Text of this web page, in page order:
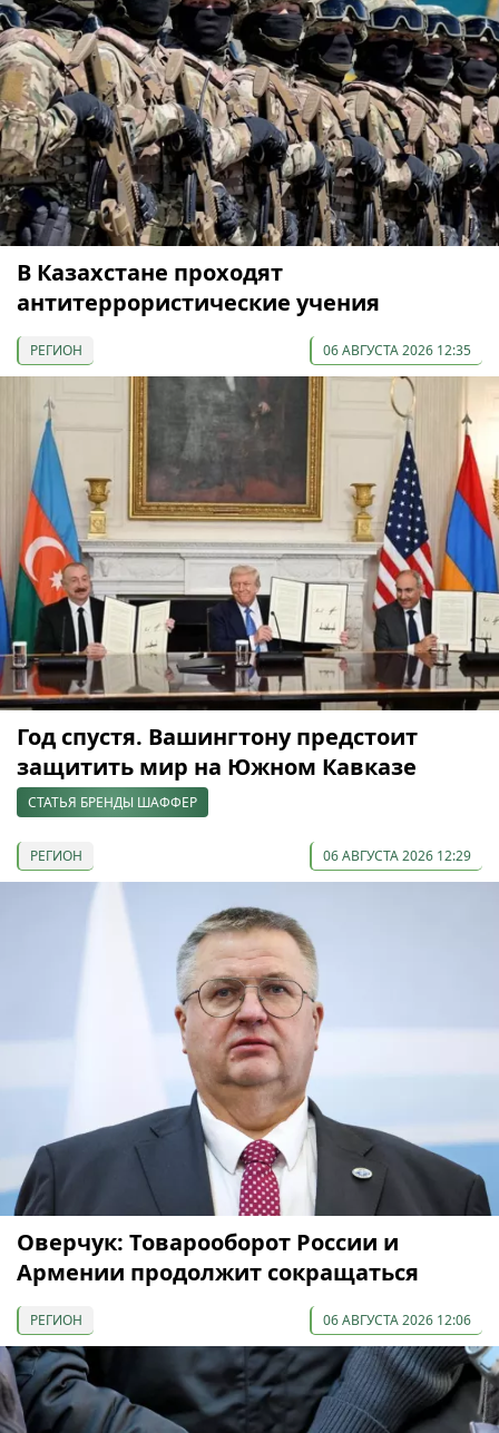
В Казахстане проходят
антитеррористические учения
РЕГИОН 06 АВГУСТА 2026 12:35
Год спустя. Вашингтону предстоит
защитить мир на Южном Кавказе
СТАТЬЯ БРЕНДЫ ШАФФЕР
РЕГИОН 06 АВГУСТА 2026 12:29
Оверчук: Товарооборот России и
Армении продолжит сокращаться
РЕГИОН 06 АВГУСТА 2026 12:06